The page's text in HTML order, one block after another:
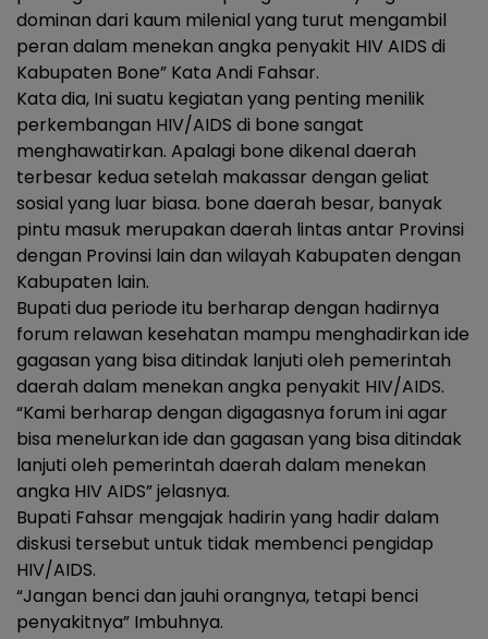
dominan dari kaum milenial yang turut mengambil
peran dalam menekan angka penyakit HIV AIDS di
Kabupaten Bone” Kata Andi Fahsar.
Kata dia, Ini suatu kegiatan yang penting menilik
perkembangan HIV/AIDS di bone sangat
menghawatirkan. Apalagi bone dikenal daerah
terbesar kedua setelah makassar dengan geliat
sosial yang luar biasa. bone daerah besar, banyak
pintu masuk merupakan daerah lintas antar Provinsi
dengan Provinsi lain dan wilayah Kabupaten dengan
Kabupaten lain.
Bupati dua periode itu berharap dengan hadirnya
forum relawan kesehatan mampu menghadirkan ide
gagasan yang bisa ditindak lanjuti oleh pemerintah
daerah dalam menekan angka penyakit HIV/AIDS.
“Kami berharap dengan digagasnya forum ini agar
bisa menelurkan ide dan gagasan yang bisa ditindak
lanjuti oleh pemerintah daerah dalam menekan
angka HIV AIDS” jelasnya.
Bupati Fahsar mengajak hadirin yang hadir dalam
diskusi tersebut untuk tidak membenci pengidap
HIV/AIDS.
“Jangan benci dan jauhi orangnya, tetapi benci
penyakitnya” Imbuhnya.